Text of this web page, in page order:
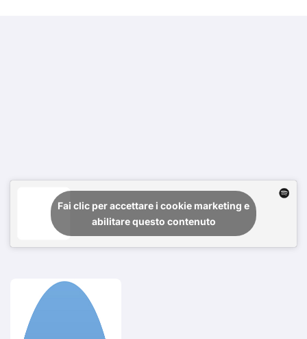
Fai clic per accettare i cookie marketing e
abilitare questo contenuto